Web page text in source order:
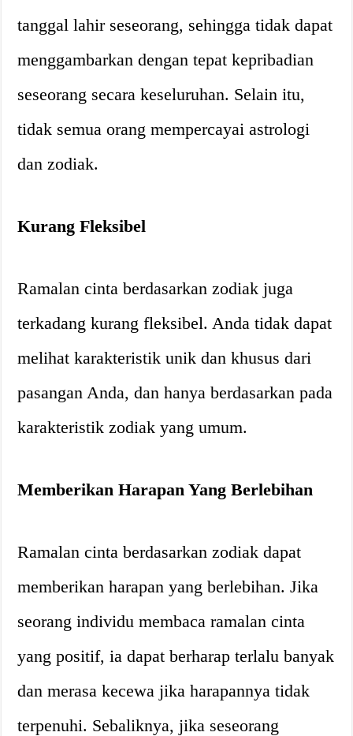
tanggal lahir seseorang, sehingga tidak dapat
menggambarkan dengan tepat kepribadian
seseorang secara keseluruhan. Selain itu,
tidak semua orang mempercayai astrologi
dan zodiak.
Kurang Fleksibel
Ramalan cinta berdasarkan zodiak juga
terkadang kurang fleksibel. Anda tidak dapat
melihat karakteristik unik dan khusus dari
pasangan Anda, dan hanya berdasarkan pada
karakteristik zodiak yang umum.
Memberikan Harapan Yang Berlebihan
Ramalan cinta berdasarkan zodiak dapat
memberikan harapan yang berlebihan. Jika
seorang individu membaca ramalan cinta
yang positif, ia dapat berharap terlalu banyak
dan merasa kecewa jika harapannya tidak
terpenuhi. Sebaliknya, jika seseorang